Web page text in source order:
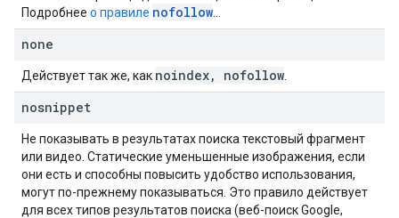
Подробнее о правиле nofollow
none
Действует так же, как noindex, nofollow
nosnippet
Не показывать в результатах поиска текстовый фрагмент
или видео. Статические уменьшенные изображения, если
они есть и способны повысить удобство использования,
могут по-прежнему показываться. Это правило действует
для всех типов результатов поиска (веб-поиск Google,